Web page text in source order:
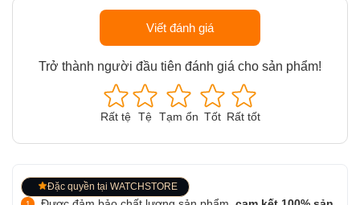
Viết đánh giá
Trở thành người đầu tiên đánh giá cho sản phẩm!
Rất tệ Tệ Tạm ổn Tốt Rất tốt
Đặc quyền tại WATCHSTORE